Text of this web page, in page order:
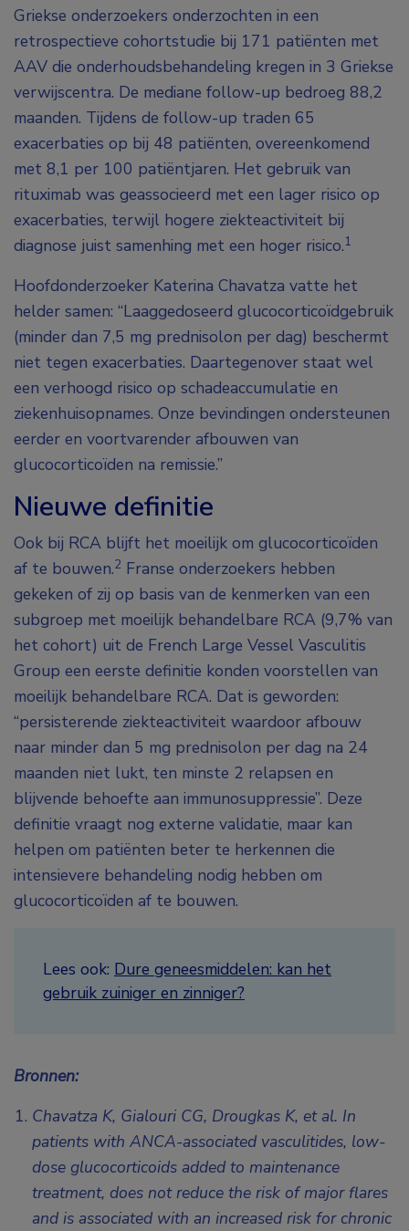
Griekse onderzoekers onderzochten in een
retrospectieve cohortstudie bij 171 patiënten met
AAV die onderhoudsbehandeling kregen in 3 Griekse
verwijscentra. De mediane follow-up bedroeg 88,2
maanden. Tijdens de follow-up traden 65
exacerbaties op bij 48 patiënten, overeenkomend
met 8,1 per 100 patiëntjaren. Het gebruik van
rituximab was geassocieerd met een lager risico op
exacerbaties, terwijl hogere ziekteactiviteit bij
diagnose juist samenhing met een hoger risico.1
Hoofdonderzoeker Katerina Chavatza vatte het
helder samen: “Laaggedoseerd glucocorticoïdgebruik
(minder dan 7,5 mg prednisolon per dag) beschermt
niet tegen exacerbaties. Daartegenover staat wel
een verhoogd risico op schadeaccumulatie en
ziekenhuisopnames. Onze bevindingen ondersteunen
eerder en voortvarender afbouwen van
glucocorticoïden na remissie.”
Nieuwe definitie
Ook bij RCA blijft het moeilijk om glucocorticoïden
af te bouwen.2 Franse onderzoekers hebben
gekeken of zij op basis van de kenmerken van een
subgroep met moeilijk behandelbare RCA (9,7% van
het cohort) uit de French Large Vessel Vasculitis
Group een eerste definitie konden voorstellen van
moeilijk behandelbare RCA. Dat is geworden:
“persisterende ziekteactiviteit waardoor afbouw
naar minder dan 5 mg prednisolon per dag na 24
maanden niet lukt, ten minste 2 relapsen en
blijvende behoefte aan immunosuppressie”. Deze
definitie vraagt nog externe validatie, maar kan
helpen om patiënten beter te herkennen die
intensievere behandeling nodig hebben om
glucocorticoïden af te bouwen.
Lees ook: Dure geneesmiddelen: kan het
gebruik zuiniger en zinniger?
Bronnen:
Chavatza K, Gialouri CG, Drougkas K, et al. In
patients with ANCA-associated vasculitides, low-
dose glucocorticoids added to maintenance
treatment, does not reduce the risk of major flares
and is associated with an increased risk for chronic